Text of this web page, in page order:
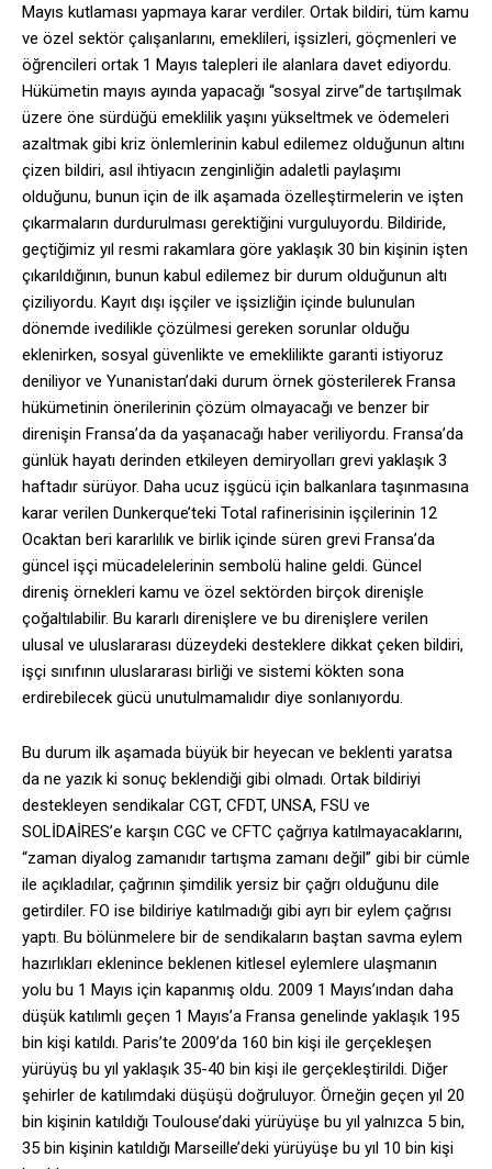
Mayıs kutlaması yapmaya karar verdiler. Ortak bildiri, tüm kamu
ve özel sektör çalışanlarını, emeklileri, işsizleri, göçmenleri ve
öğrencileri ortak 1 Mayıs talepleri ile alanlara davet ediyordu.
Hükümetin mayıs ayında yapacağı “sosyal zirve”de tartışılmak
üzere öne sürdüğü emeklilik yaşını yükseltmek ve ödemeleri
azaltmak gibi kriz önlemlerinin kabul edilemez olduğunun altını
çizen bildiri, asıl ihtiyacın zenginliğin adaletli paylaşımı
olduğunu, bunun için de ilk aşamada özelleştirmelerin ve işten
çıkarmaların durdurulması gerektiğini vurguluyordu. Bildiride,
geçtiğimiz yıl resmi rakamlara göre yaklaşık 30 bin kişinin işten
çıkarıldığının, bunun kabul edilemez bir durum olduğunun altı
çiziliyordu. Kayıt dışı işçiler ve işsizliğin içinde bulunulan
dönemde ivedilikle çözülmesi gereken sorunlar olduğu
eklenirken, sosyal güvenlikte ve emeklilikte garanti istiyoruz
deniliyor ve Yunanistan’daki durum örnek gösterilerek Fransa
hükümetinin önerilerinin çözüm olmayacağı ve benzer bir
direnişin Fransa’da da yaşanacağı haber veriliyordu. Fransa’da
günlük hayatı derinden etkileyen demiryolları grevi yaklaşık 3
haftadır sürüyor. Daha ucuz işgücü için balkanlara taşınmasına
karar verilen Dunkerque’teki Total rafinerisinin işçilerinin 12
Ocaktan beri kararlılık ve birlik içinde süren grevi Fransa’da
güncel işçi mücadelelerinin sembolü haline geldi. Güncel
direniş örnekleri kamu ve özel sektörden birçok direnişle
çoğaltılabilir. Bu kararlı direnişlere ve bu direnişlere verilen
ulusal ve uluslararası düzeydeki desteklere dikkat çeken bildiri,
işçi sınıfının uluslararası birliği ve sistemi kökten sona
erdirebilecek gücü unutulmamalıdır diye sonlanıyordu.
Bu durum ilk aşamada büyük bir heyecan ve beklenti yaratsa
da ne yazık ki sonuç beklendiği gibi olmadı. Ortak bildiriyi
destekleyen sendikalar CGT, CFDT, UNSA, FSU ve
SOLİDAİRES’e karşın CGC ve CFTC çağrıya katılmayacaklarını,
“zaman diyalog zamanıdır tartışma zamanı değil” gibi bir cümle
ile açıkladılar, çağrının şimdilik yersiz bir çağrı olduğunu dile
getirdiler. FO ise bildiriye katılmadığı gibi ayrı bir eylem çağrısı
yaptı. Bu bölünmelere bir de sendikaların baştan savma eylem
hazırlıkları eklenince beklenen kitlesel eylemlere ulaşmanın
yolu bu 1 Mayıs için kapanmış oldu. 2009 1 Mayıs’ından daha
düşük katılımlı geçen 1 Mayıs’a Fransa genelinde yaklaşık 195
bin kişi katıldı. Paris’te 2009’da 160 bin kişi ile gerçekleşen
yürüyüş bu yıl yaklaşık 35-40 bin kişi ile gerçekleştirildi. Diğer
şehirler de katılımdaki düşüşü doğruluyor. Örneğin geçen yıl 20
bin kişinin katıldığı Toulouse’daki yürüyüşe bu yıl yalnızca 5 bin,
35 bin kişinin katıldığı Marseille’deki yürüyüşe bu yıl 10 bin kişi